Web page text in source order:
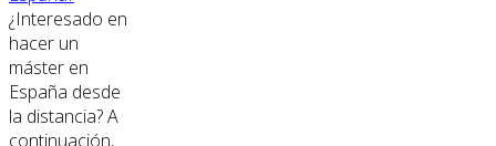
¿Interesado en
hacer un
máster en
España desde
la distancia? A
continuación,